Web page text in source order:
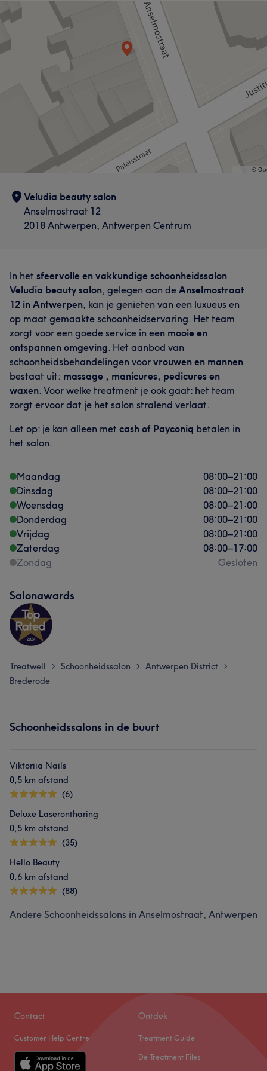
Gezicht Medische esthetiek
Veludia beauty salon
Anselmostraat 12
2018 Antwerpen, Antwerpen Centrum
In het sfeervolle en vakkundige schoonheidssalon
Veludia beauty salon, gelegen aan de Anselmostraat
12 in Antwerpen, kan je genieten van een luxueus en
op maat gemaakte schoonheidservaring. Het team
zorgt voor een goede service in een mooie en
ontspannen omgeving. Het aanbod van
schoonheidsbehandelingen voor vrouwen en mannen
bestaat uit: massage , manicures, pedicures en
waxen. Voor welke treatment je ook gaat: het team
zorgt ervoor dat je het salon stralend verlaat.
Let op: je kan alleen met cash of Payconiq betalen in
het salon.
Maandag 08:00–21:00
Dinsdag
08:00–21:00
Woensdag
08:00–21:00
Donderdag
08:00–21:00
Vrijdag
08:00–21:00
Zaterdag
08:00–17:00
Zondag
Gesloten
Salonawards
Treatwell > Schoonheidssalon > Antwerpen District >
Brederode
Schoonheidssalons in de buurt
Viktoriia Nails
0,5 km afstand
(6)
Deluxe Laserontharing
0,5 km afstand
(35)
Hello Beauty
0,6 km afstand
(88)
Andere Schoonheidssalons in Anselmostraat, Antwerpen
Contact
Customer Help Centre
Ontdek
Treatment Guide
De Treatment Files